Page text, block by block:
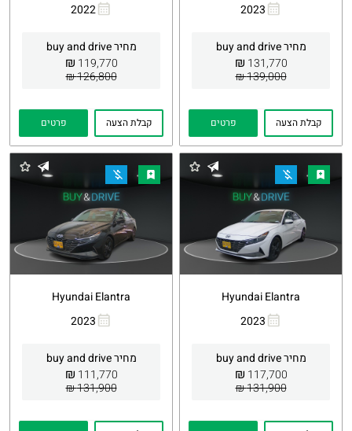
2023
מחיר buy and drive
131,770
₪
139,000 ₪
Whatsapp
קבלת הצעה פרטים
2022
מחיר buy and drive
119,770
₪
126,800 ₪
Whatsapp
קבלת הצעה פרטים
Hyundai Elantra
2023
מחיר buy and drive
117,700
₪
131,900 ₪
Whatsapp
Hyundai Elantra
2023
מחיר buy and drive
111,770
₪
131,900 ₪
Whatsapp